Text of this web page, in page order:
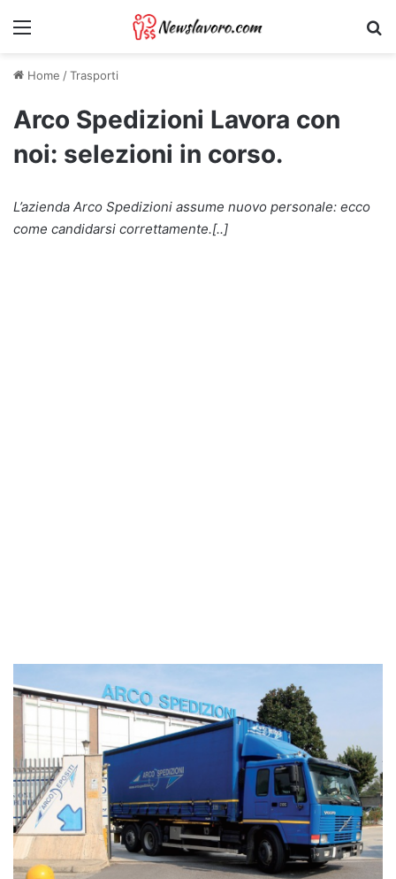
Menu
Home /Trasporti
Arco Spedizioni Lavora con
noi: selezioni in corso.
L’azienda Arco Spedizioni assume nuovo personale: ecco
come candidarsi correttamente.[..]